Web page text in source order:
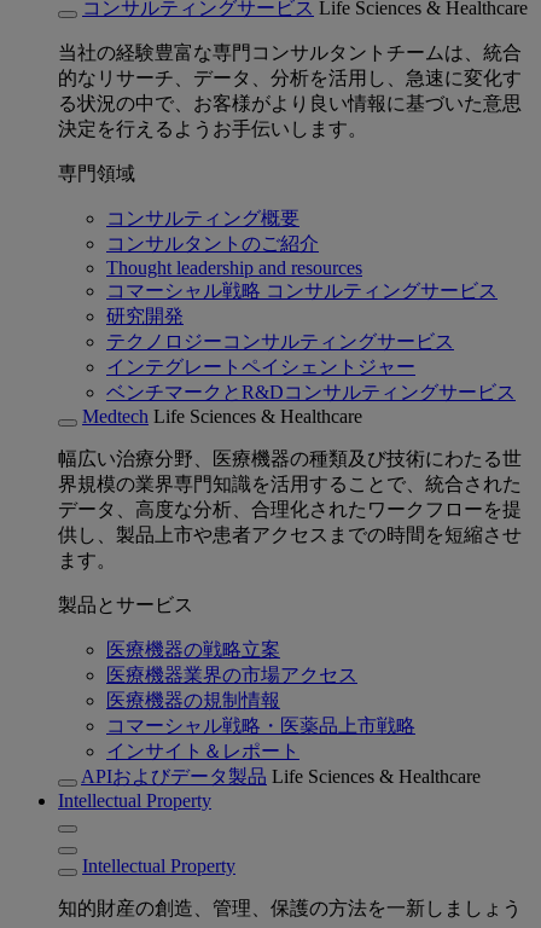
コンサルティングサービス Life Sciences & Healthcare
当社の経験豊富な専門コンサルタントチームは、統合
的なリサーチ、データ、分析を活用し、急速に変化す
る状況の中で、お客様がより良い情報に基づいた意思
決定を行えるようお手伝いします。
専門領域
コンサルティング概要
コンサルタントのご紹介
Thought leadership and resources
コマーシャル戦略 コンサルティングサービス
研究開発
テクノロジーコンサルティングサービス
インテグレートペイシェントジャー
ベンチマークとR&Dコンサルティングサービス
Medtech Life Sciences & Healthcare
幅広い治療分野、医療機器の種類及び技術にわたる世
界規模の業界専門知識を活用することで、統合された
データ、高度な分析、合理化されたワークフローを提
供し、製品上市や患者アクセスまでの時間を短縮させ
ます。
製品とサービス
医療機器の戦略立案
医療機器業界の市場アクセス
医療機器の規制情報
コマーシャル戦略・医薬品上市戦略
インサイト＆レポート
APIおよびデータ製品 Life Sciences & Healthcare
Intellectual Property
Intellectual Property
知的財産の創造、管理、保護の方法を一新しましょう